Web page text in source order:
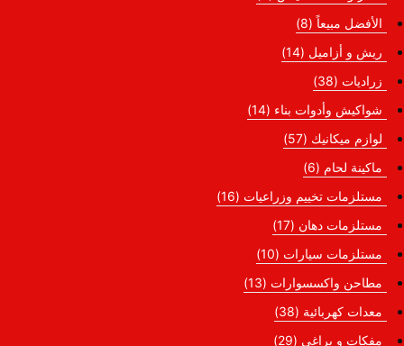
الأفضل مبيعاً(8)
ريش و أزاميل (14)
زراديات (38)
شواكيش وأدوات بناء (14)
لوازم ميكانيك (57)
ماكينة لحام (6)
مستلزمات تخييم وزراعيات (16)
مستلزمات دهان (17)
مستلزمات سيارات (10)
مطاحن واكسسوارات (13)
معدات كهربائية (38)
مفكات و براغي (29)